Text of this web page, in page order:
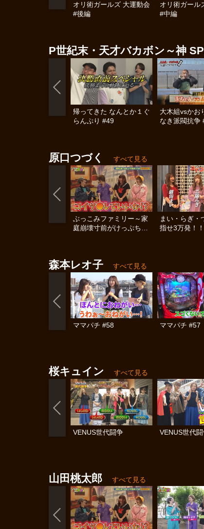
オリ術ガールズ 大運動会
#後編
オリ術ガール
#中編
P世紀末・天才バカボン～神
帰ってきた なんとか１ぐ
らんぷり #49
大木組vsか
なき派閥抗争
原口つづく すべて見る
ぶっこみファミリー～家
庭崩壊寸前がけっぷちSP
まい・らぎ・
指せ3万発！！
森本レオ子 すべて見る
ママパチ #58 ママパチ #57
桜キュイン すべて見る
VENUS世代闘争 VENUS世代
山田桃太郎 すべて見る